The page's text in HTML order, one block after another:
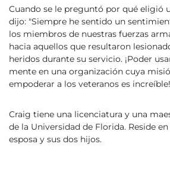
Cuando se le preguntó por qué eligió
dijo: "Siempre he sentido un
los miembros de nuestras fuerzas
hacia aquellos que resultaron
heridos durante su servicio. ¡Poder
mente en una organización cuya
empoderar a los veteranos es
Craig tiene una licenciatura y una
de la Universidad de Florida. Reside
esposa y sus dos hijos.